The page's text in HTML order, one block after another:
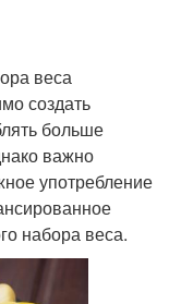
веса
создать
больше
важно
употребление
набора веса.